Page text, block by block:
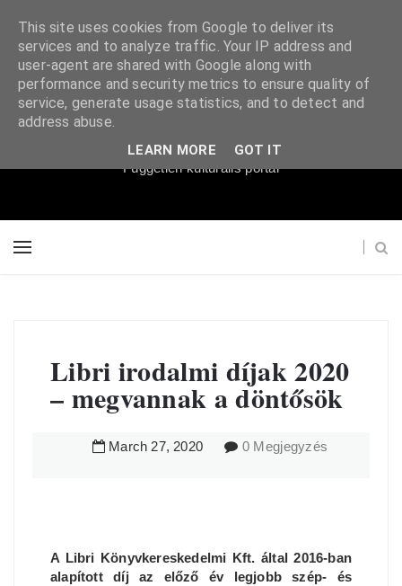
Súgópéldány
Független kulturális portál
Libri irodalmi díjak 2020
– megvannak a döntősök
March 27, 2020 0 Megjegyzés
A Libri Könyvkereskedelmi Kft. által 2016-ban
alapított díj az előző év legjobb szép- és
This site uses cookies from Google to deliver its
services and to analyze traffic. Your IP address and
user-agent are shared with Google along with
performance and security metrics to ensure quality of
service, generate usage statistics, and to detect and
address abuse.
LEARN MORE GOT IT